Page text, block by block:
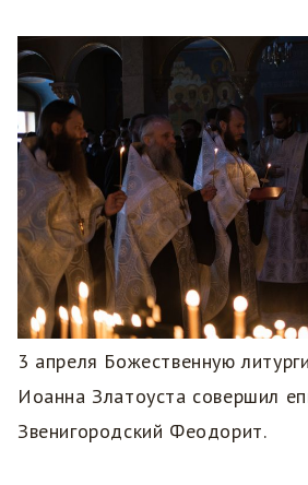
3 апреля Божественную
Иоанна Златоуста совершил
Звенигородский Феодорит.